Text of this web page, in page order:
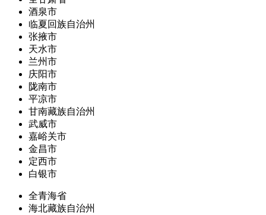
酒泉市
临夏回族自治州
张掖市
天水市
兰州市
庆阳市
陇南市
平凉市
甘南藏族自治州
武威市
嘉峪关市
金昌市
定西市
白银市
全青海省
海北藏族自治州